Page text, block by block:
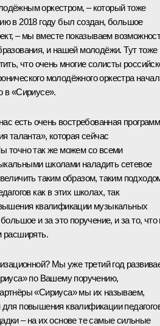
оркестром, – который тоже
в 2018 году был создан, большое
– мы вместе показываем
и нашей молодёжи. Тут тоже
что очень многие солисты
молодёжного оркестра
в «Сириусе».
есть очень востребованная
таланта», которая сейчас
точно так же можем со всеми
школами наладить сетевое
таким образом, таким
как в этих школах, так
квалификации музыкальных
и за это поручение, и за то,
расширять.
Мы уже третий год
по Вашему поручению,
«Сириуса» мы их называем,
повышения квалификации
– на их основе те самые сильные